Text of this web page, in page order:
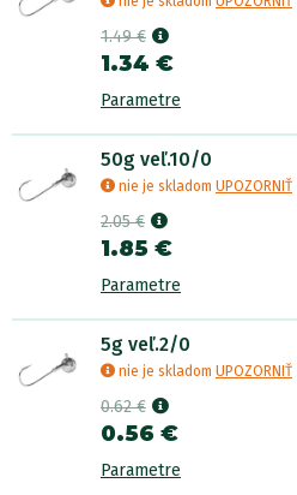
1.49 €
1.34 €
Parametre
50g veľ.10/0
nie je skladom UPOZORNIŤ
2.05 €
1.85 €
Parametre
5g veľ.2/0
nie je skladom UPOZORNIŤ
0.62 €
0.56 €
Parametre